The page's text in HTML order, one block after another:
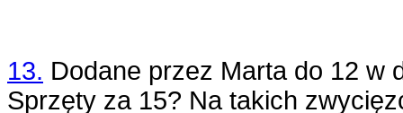
13. Dodane przez Marta do 12 w
Sprzęty za 15? Na takich